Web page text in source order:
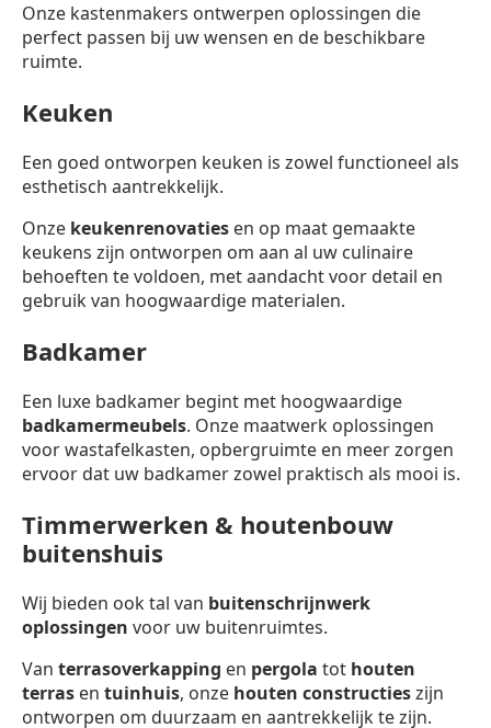
Onze kastenmakers ontwerpen oplossingen die
perfect passen bij uw wensen en de beschikbare
ruimte.
Keuken
Een goed ontworpen keuken is zowel functioneel als
esthetisch aantrekkelijk.
Onze keukenrenovaties en op maat gemaakte
keukens zijn ontworpen om aan al uw culinaire
behoeften te voldoen, met aandacht voor detail en
gebruik van hoogwaardige materialen.
Badkamer
Een luxe badkamer begint met hoogwaardige
badkamermeubels. Onze maatwerk oplossingen
voor wastafelkasten, opbergruimte en meer zorgen
ervoor dat uw badkamer zowel praktisch als mooi is.
Timmerwerken & houtenbouw
buitenshuis
Wij bieden ook tal van buitenschrijnwerk
oplossingen voor uw buitenruimtes.
Van terrasoverkapping en pergola tot houten
terras en tuinhuis, onze houten constructieszijn
ontworpen om duurzaam en aantrekkelijk te zijn.